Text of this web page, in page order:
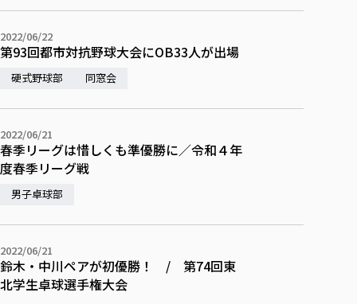
寄附の受け入れ
関連法人
キャンパス案内
本学のシラバスについて
一般事業主行動計画
公的資金等の不正使用の防止に関する基本方針
研究活動における不正行為の防止等に関する対応
大学広報誌「TFU Newsletter 東北福祉大学通信」
初年次教育（リエゾンゼミⅠ）について
リエゾンゼミ・ナビ（テキスト等）
お役立ち情報（リンク集）
ガバナンス・コード
中期事業計画
事業計画／財務・事業報告
大学評価
IR情報
学校教育法施行規則第172条の2に基づく情報公開
教職課程における情報の公表
学部・学科等設置計画履行状況報告書
情報公開規程
教育学科
保健看護学科
リハビリテーション学科
医療経営管理学科
産業福祉マネジメント学科
情報福祉マネジメント学科
大学院
大学院
総合福祉学研究科 社会福祉学専攻 修士課程
総合福祉学研究科 社会福祉学専攻 博士課程
総合福祉学研究科 福祉心理学専攻 修士課程
教育学研究科 教育学専攻 修士課程
通信制大学院 総合福祉学研究科 社会福祉学専攻 修士課程
通信制大学院 総合福祉学研究科 福祉心理学専攻 修士課程
カリキュラム（学部・大学院）
その他の就学機会
進学相談会
オープンキャンパス
東北福祉大学のキャリアサポート
東北福祉大学のキャリアサポート
東北福祉大学のキャリア教育
採用ご担当者様へ
センター長の挨拶
在学生の方
在学生の方
資格取得報奨制度について
東北福祉大学求人・インターンシップ検索サイト（キャリタス
卒業生の方
在学生による訪問、情報提供へのご協力のお願い
卒業生アンケート
よくあるご質問
東北福祉大学のDNA
文化会・文化系サークル紹介
大学指定団体紹介
交換留学生 Exchange students
外国人在学生
Prospective Students
学生支援センター国際交流の活動
スタッフ紹介
社会連携・研究
東北福祉大学の研究活動
東北福祉大学の研究活動
東北福祉大学の紀要・リポジトリ
東北福祉大学の紀要・リポジトリ
研究紀要
教職研究
東北福祉大学教育・教職センター特別支援教育研究年報一覧
「高齢者のフレイル予防及びデジタルデバイド解消に向けた産
高齢者施設特化型モジュラー車いす開発
社会貢献・地域連携活動
社会貢献・地域連携活動
生涯学習・社会人講座
生涯教育・キャリア教育
生涯学習・社会人講座
月例TFU実学臨床研究セミナー
特別支援教育研究室
同窓会
保護者向け
2022/06/22
第93回都市対抗野球大会にOB33人が出場
硬式野球部 同窓会
2022/06/21
春季リーグは惜しくも準優勝に／令和４年
度春季リーグ戦
男子卓球部
2022/06/21
鈴木・中川ペアが初優勝！ / 第74回東
北学生卓球選手権大会